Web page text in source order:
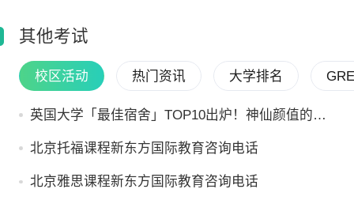
其他考试
校区活动 热门资讯 大学排名 GRE
英国大学「最佳宿舍」TOP10出炉！神仙颜值的大
北京托福课程新东方国际教育咨询电话
北京雅思课程新东方国际教育咨询电话